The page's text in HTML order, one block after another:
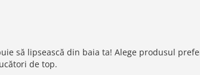
să lipsească din baia ta! Alege produsul
de top.